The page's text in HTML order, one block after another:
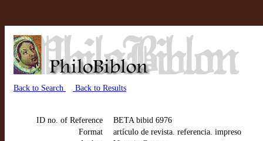
Back to Search Back to Results
ID no. of Reference
BETA bibid 6976
Format
artículo de revista. referencia. impreso